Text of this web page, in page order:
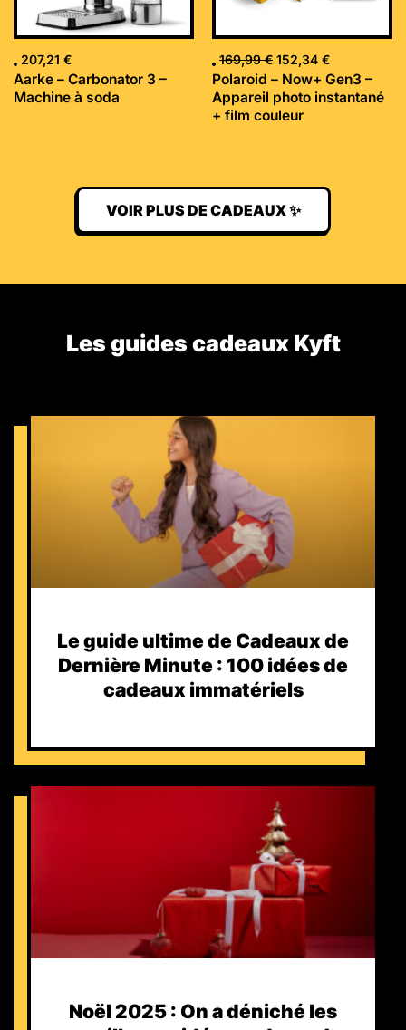
207,21 €
Aarke – Carbonator 3 –
Machine à soda
169,99€ 152,34 €
Polaroid – Now+ Gen3 –
Appareil photo instantané
+ film couleur
VOIR PLUS DE CADEAUX ✨
Les guides cadeaux Kyft​
Le guide ultime de Cadeaux de
Dernière Minute : 100 idées de
cadeaux immatériels
Noël 2025 : On a déniché les